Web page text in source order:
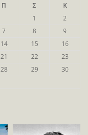
Π Σ
Κ
1
2
7 8
9
14 15
16
21 22
23
28 29
30